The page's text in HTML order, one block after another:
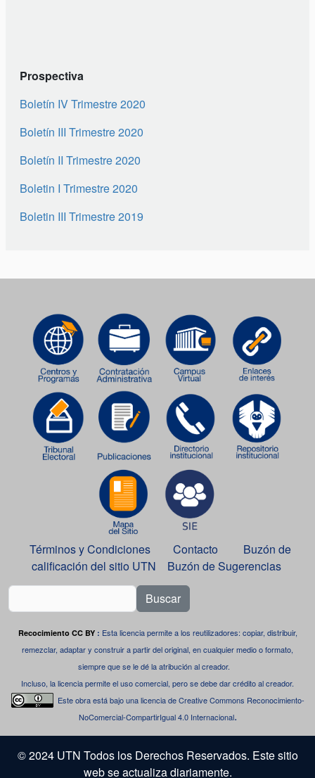
Prospectiva
Boletín IV Trimestre 2020
Boletín III Trimestre 2020
Boletín II Trimestre 2020
Boletin I Trimestre 2020
Boletin III Trimestre 2019
Términos y Condiciones Contacto
Buzón de
calificación del sitio UTN
Buzón de Sugerencias
Buscar
Recocimiento CC BY : Esta licencia permite a los reutilizadores: copiar, distribuir,
remezclar, adaptar y construir a partir del original, en cualquier medio o formato,
siempre que se le dé la atribución al creador.
Incluso, la licencia permite el uso comercial, pero se debe dar crédito al creador.
Este obra está bajo unalicencia de Creative Commons Reconocimiento-
NoComercial-CompartirIgual 4.0 Internacional.
© 2024 UTN Todos los Derechos Reservados. Este sitio
web se actualiza diariamente.